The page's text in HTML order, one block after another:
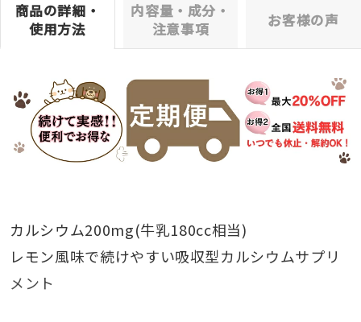
商品の詳細・
使用方法
内容量・成分・
注意事項
お客様の声
カルシウム200mg(牛乳180cc相当)
レモン風味で続けやすい吸収型カルシウムサプリ
メント